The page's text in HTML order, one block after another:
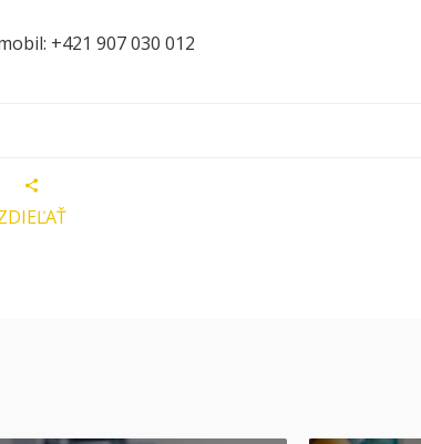
+421 907 030 012